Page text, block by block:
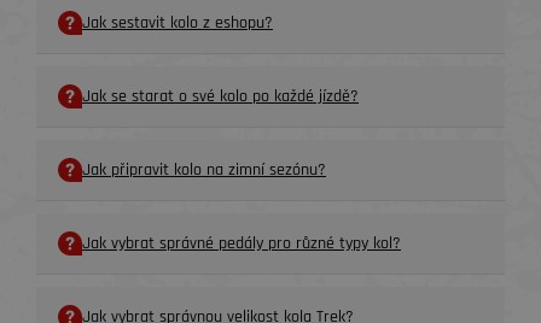
Jak sestavit kolo z eshopu?
Jak se starat o své kolo po každé jízdě?
Jak připravit kolo na zimní sezónu?
Jak vybrat správné pedály pro různé typy kol?
Jak vybrat správnou velikost kola Trek?